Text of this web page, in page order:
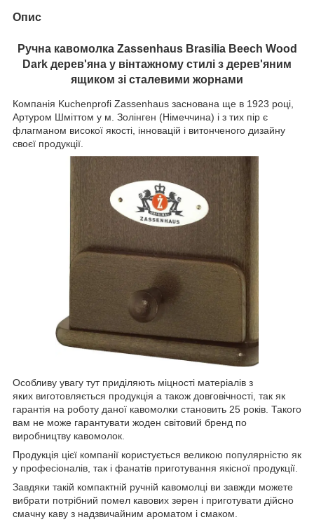
Опис
Ручна кавомолка Zassenhaus Brasilia Beech Wood
Dark дерев'яна у вінтажному стилі з дерев'яним
ящиком зі сталевими жорнами
Компанія Kuchenprofi Zassenhaus заснована ще в 1923 році,
Артуром Шміттом у м. Золінген (Німеччина) і з тих пір є
флагманом високої якості, інновацій і витонченого дизайну
своєї продукції.
Особливу увагу тут приділяють міцності матеріалів з
яких виготовляється продукція а також довговічності, так як
гарантія на роботу даної кавомолки становить 25 років. Такого
вам не може гарантувати жоден світовий бренд по
виробництву кавомолок.
Продукція цієї компанії користується великою популярністю як
у професіоналів, так і фанатів приготування якісної продукції.
Завдяки такій компактній ручній кавомолці ви завжди можете
вибрати потрібний помел кавових зерен і приготувати дійсно
смачну каву з надзвичайним ароматом і смаком.